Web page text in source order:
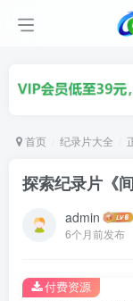
首页 纪录片大全
探索纪录片《
admin
6个月前发布
付费资源